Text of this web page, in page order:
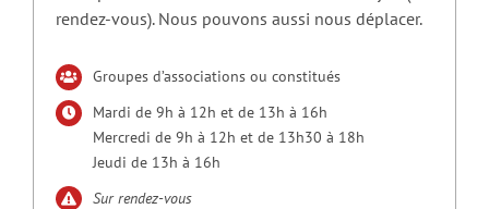
rendez-vous). Nous pouvons aussi nous déplacer.
Groupes d’associations ou constitués
Mardi de 9h à 12h et de 13h à 16h
Mercredi de 9h à 12h et de 13h30 à 18h
Jeudi de 13h à 16h
Sur rendez-vous